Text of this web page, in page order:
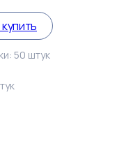
50 штук